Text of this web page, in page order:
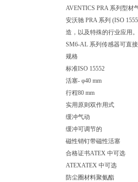
AVENTICS PRA 系列型材
安沃驰 PRA 系列 (ISO
造，以及特殊的行业应用。
SM6-AL 系列传感器可直
规格
标准ISO 15552
活塞- φ40 mm
行程80 mm
实用原则双作用式
缓冲气动
缓冲可调节的
磁性销钉带磁性活塞
合格证书ATEX 中可选
ATEXATEX 中可选
防尘圈材料聚氨酯